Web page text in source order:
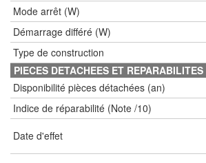
Mode arrêt (W)
Démarrage différé (W)
Type de construction
PIECES DETACHEES ET REPARABILITES
Disponibilité pièces détachées (an)
Indice de réparabilité (Note /10)
Date d'effet